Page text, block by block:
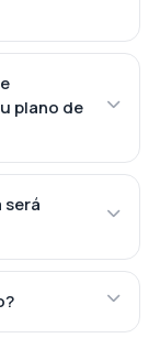
plano de
será